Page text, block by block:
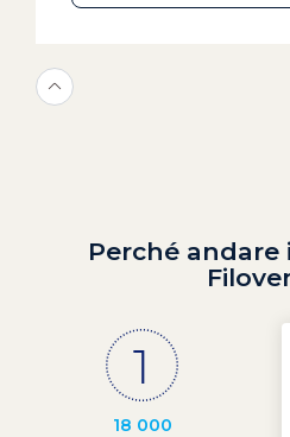
Perché andare
18 000